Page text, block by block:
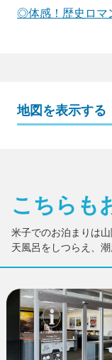
◎体感！歴史ロマ
地図を表示する
こちらも
米子でのお泊まりは
天風呂をしつらえ、